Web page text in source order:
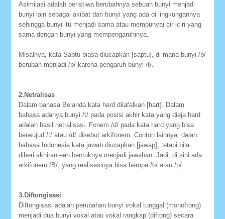
Asimilasi adalah peristiwa berubahnya sebuah bunyi menjadi
bunyi lain sebagai akibat dari bunyi yang ada di lingkungannya
sehingga bunyi itu menjadi sama atau mempunyai ciri-ciri yang
sama dengan bunyi yang mempengaruhinya.
Misalnya, kata Sabtu biasa diucapkan [saptu], di mana bunyi /b/
berubah menjadi /p/ karena pengaruh bunyi /t/.
2.Netralisas
Dalam bahasa Belanda kata hard dilafalkan [hart]. Dalam
bahasa adanya bunyi /t/ pada posisi akhir kata yang dieja hard
adalah hasil netralisasi. Fonem /d/ pada kata hard yang bisa
berwujud /t/ atau /d/ disebut arkifonem. Contoh lainnya, dalan
bahasa Indonesia kata jawab diucapkan [jawap]; tetapi bila
diberi akhiran –an bentuknya menjadi jawaban. Jadi, di sini ada
arkifonem /B/, yang realisasinya bisa berupa /b/ atau /p/.
3.Diftongisasi
Diftongisasi adalah perubahan bunyi vokal tunggal (monoftong)
menjadi dua bunyi vokal atau vokal rangkap (diftong) secara